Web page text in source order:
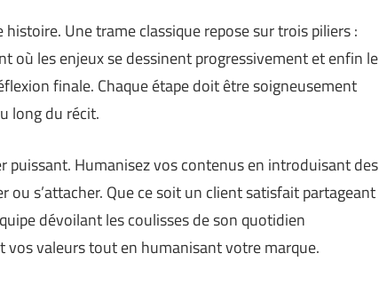
Une trame classique repose sur trois piliers :
où les enjeux se dessinent progressivement et enfin le
finale. Chaque étape doit être soigneusement
long du récit.
puissant. Humanisez vos contenus en introduisant des
ou s’attacher. Que ce soit un client satisfait partageant
dévoilant les coulisses de son quotidien
valeurs tout en humanisant votre marque.